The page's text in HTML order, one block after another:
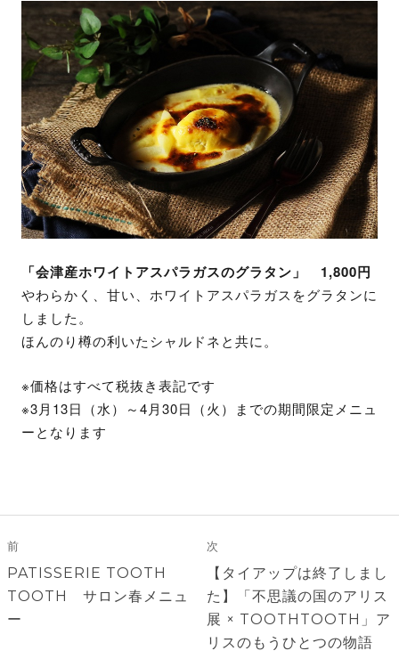
「会津産ホワイトアスパラガスのグラタン」 1,800円
やわらかく、甘い、ホワイトアスパラガスをグラタンに
しました。
ほんのり樽の利いたシャルドネと共に。
※価格はすべて税抜き表記です
※3月13日（水）～4月30日（火）までの期間限定メニュ
ーとなります
稿
ナ
ビ
ゲ
前
前
の
投
PATISSERIE TOOTH
TOOTH サロン春メニュ
ー
次
次
の
投
稿:
【タイアップは終了しまし
た】「不思議の国のアリス
展 × TOOTHTOOTH」ア
リスのもうひとつの物語